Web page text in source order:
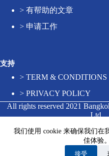
我们使用 cookie 来确保我们在
佳体验。
接受
> 有帮助的文章
> 申请工作
支持
> TERM & CONDITIONS
> PRIVACY POLICY
All rights reserved 2021
Ltd.